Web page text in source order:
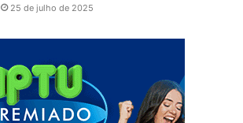
25 de julho de 2025